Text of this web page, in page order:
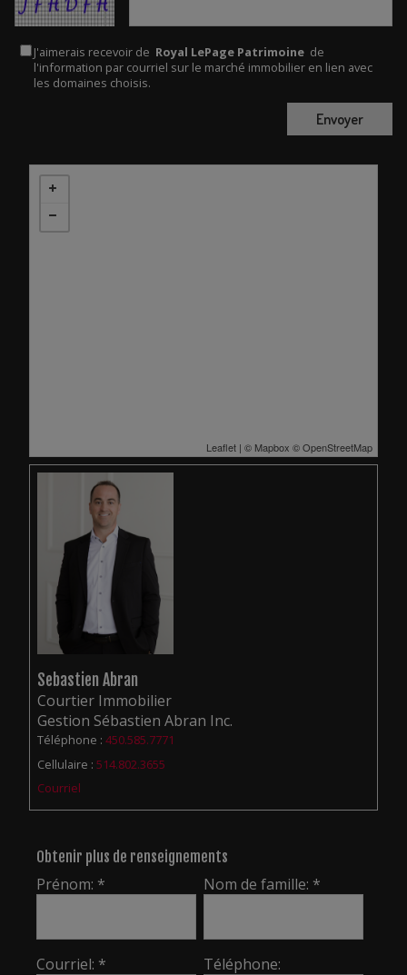
J'aimerais recevoir de Royal LePage Patrimoine de
l'information par courriel sur le marché immobilier en lien avec
les domaines choisis.
Leaflet | © Mapbox ©OpenStreetMap
Sebastien Abran
Courtier Immobilier
Gestion Sébastien Abran Inc.
Téléphone : 450.585.7771
Cellulaire : 514.802.3655
Courriel
Obtenir plus de renseignements
Prénom: * Nom de famille: *
Courriel: * Téléphone: